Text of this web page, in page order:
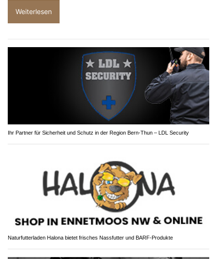
Weiterlesen
Ihr Partner für Sicherheit und Schutz in der Region Bern-Thun – LDL Security
Naturfutterladen Halona bietet frisches Nassfutter und BARF-Produkte